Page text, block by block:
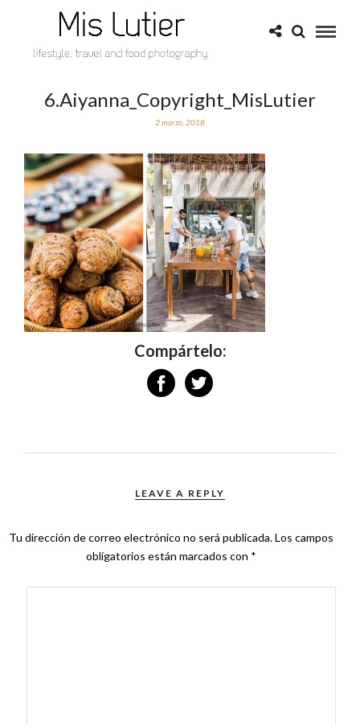
6.Aiyanna_Copyright_MisLutier
2 marzo, 2018
Compártelo:
LEAVE A REPLY
Tu dirección de correo electrónico no será publicada.Los campos
obligatorios están marcados con *